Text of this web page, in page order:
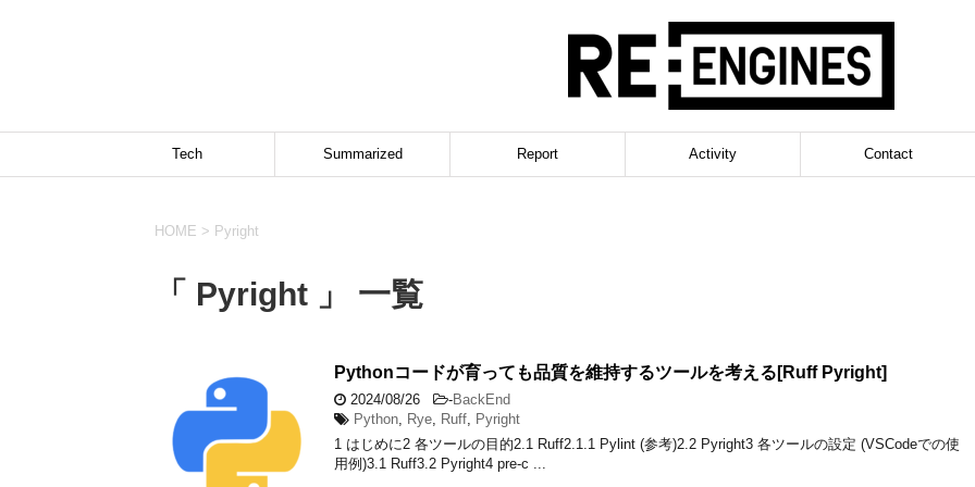
Tech Summarized Report Activity Contact
HOME > Pyright
「 Pyright 」 一覧
Pythonコードが育っても品質を維持するツールを考える[Ruff Pyright]
2024/08/26 -BackEnd
Python, Rye, Ruff, Pyright
1 はじめに2 各ツールの目的2.1 Ruff2.1.1 Pylint (参考)2.2 Pyright3 各ツールの設定 (VSCodeでの使
用例)3.1 Ruff3.2 Pyright4 pre-c ...